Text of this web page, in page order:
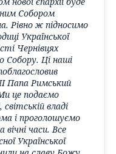
Собором
Рівно ж підносимо
Української
Чернівцях
Собору. Ці наші
Папа Римський
це подаємо
владі
і проголошуємо
часи. Все
Української